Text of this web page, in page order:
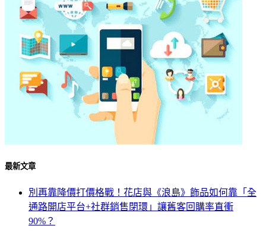
最新文章
別再靠降價打價格戰！花店與《浪島》飾品如何靠「全
通路開店平台+社群銷售閉環」讓舊客回購率直衝
90%？